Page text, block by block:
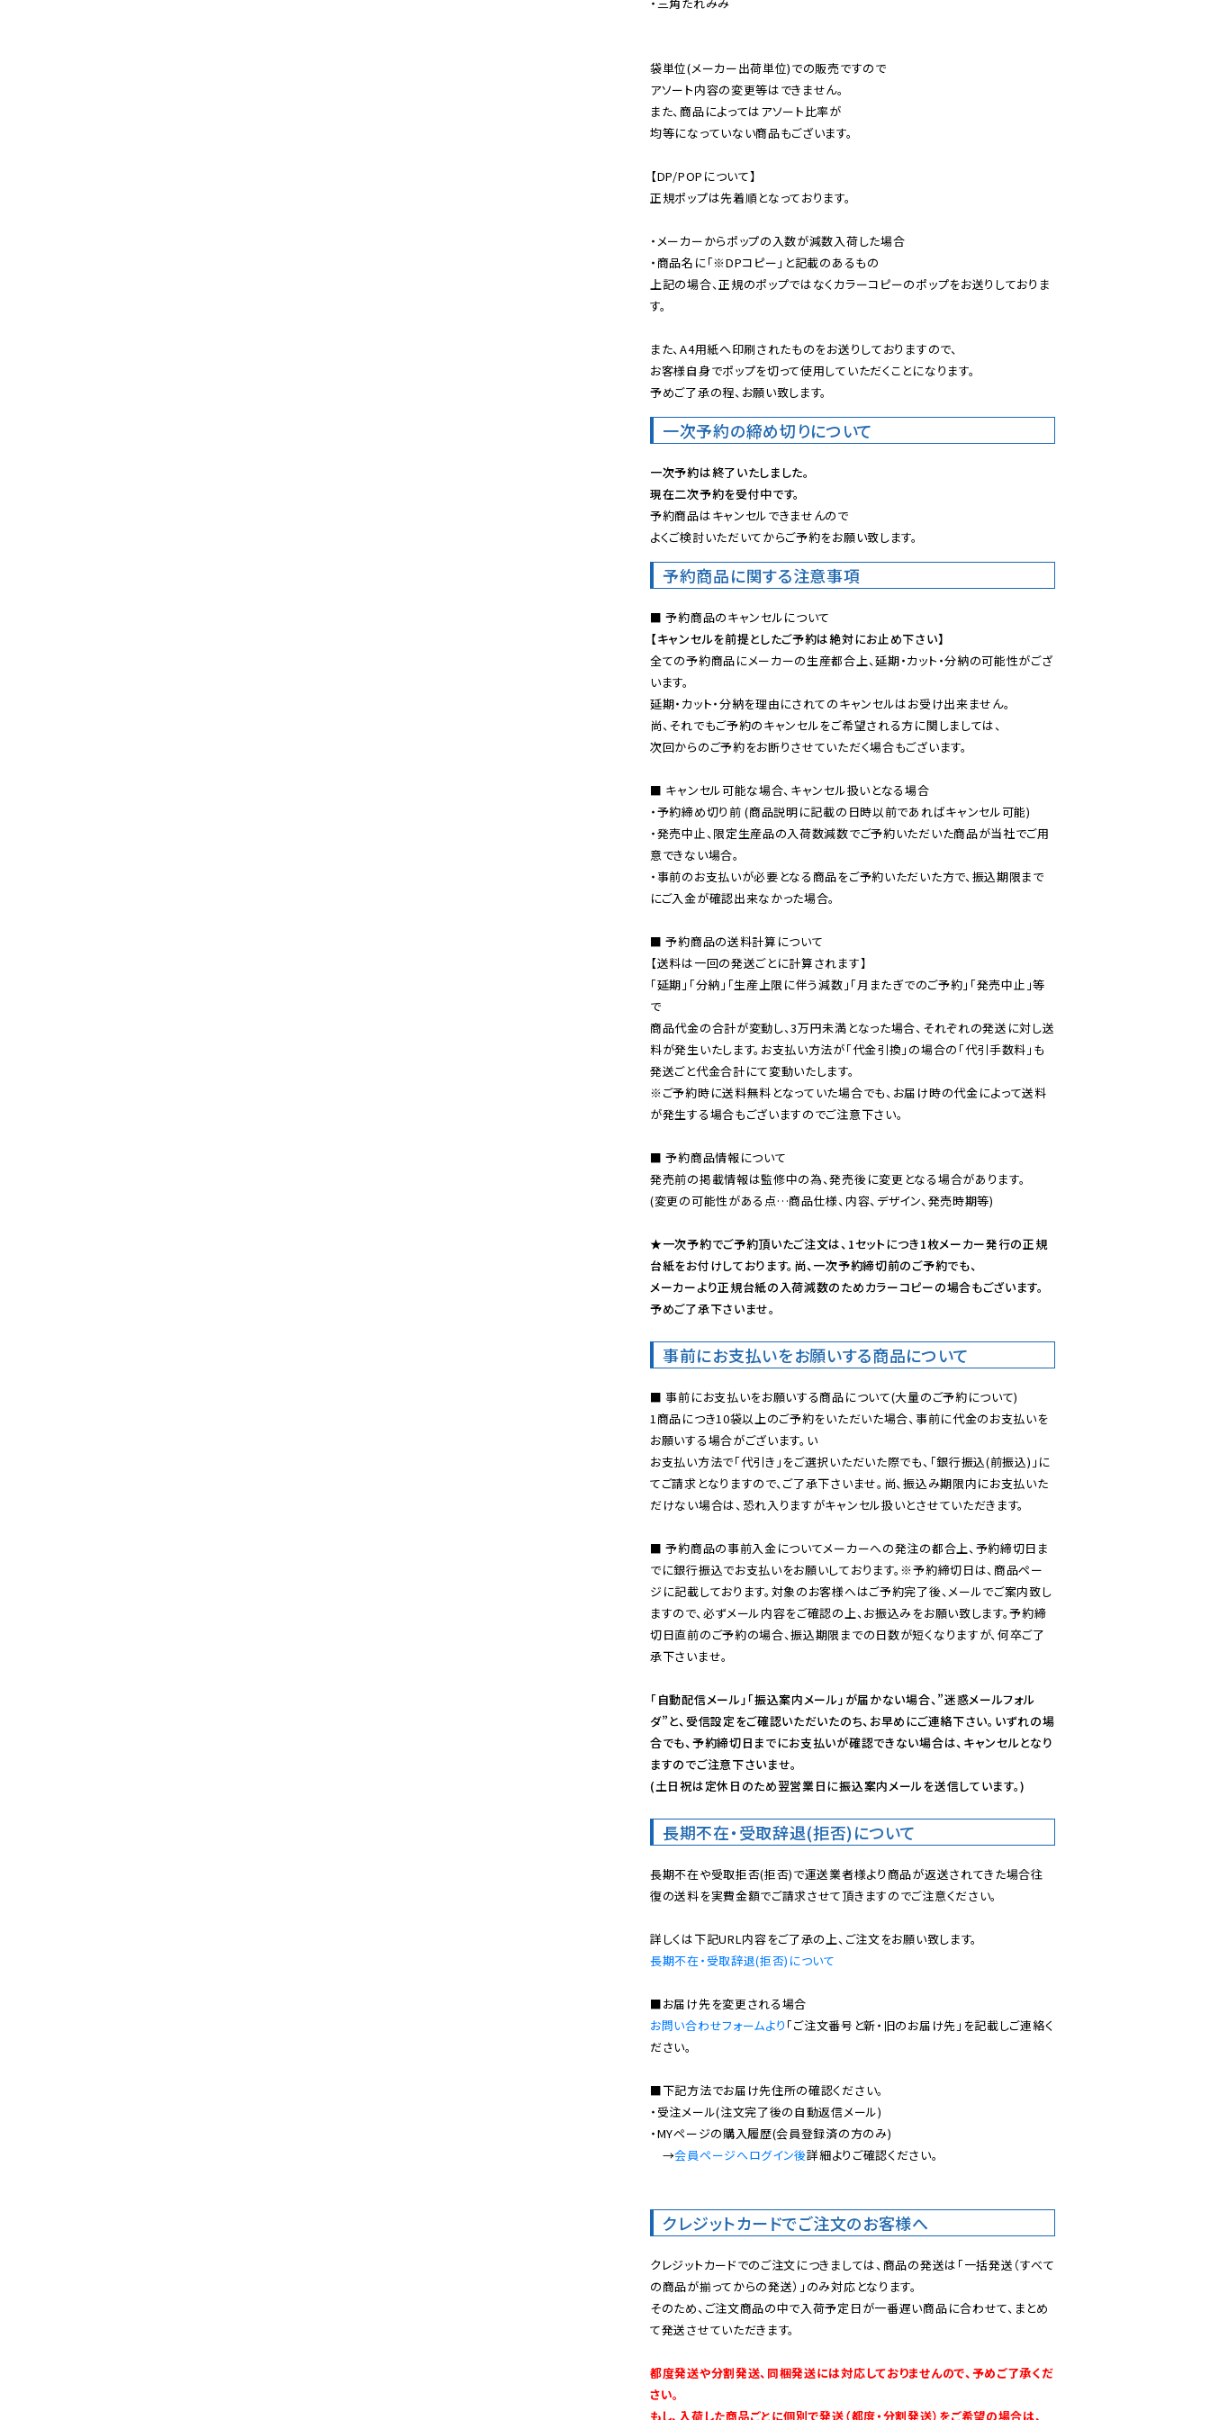
袋単位(メーカー出荷単位)での販売ですので
アソート内容の変更等はできません。
また、商品によってはアソート比率が
均等になっていない商品もございます。
【DP/POPについて】
正規ポップは先着順となっております。
・メーカーからポップの入数が減数入荷した場合
・商品名に「※DPコピー」と記載のあるもの
上記の場合、正規のポップではなくカラーコピーのポップをお送りしておりま
す。
また、A4用紙へ印刷されたものをお送りしておりますので、
お客様自身でポップを切って使用していただくことになります。
予めご了承の程、お願い致します。
一次予約の締め切りについて
一次予約は終了いたしました。
現在二次予約を受付中です。
予約商品はキャンセルできませんので
よくご検討いただいてからご予約をお願い致します。
予約商品に関する注意事項
【キャンセルを前提としたご予約は絶対にお止め下さい】
全ての予約商品にメーカーの生産都合上、延期・カット・分納の可能性がござ
います。
延期・カット・分納を理由にされてのキャンセルはお受け出来ません。
尚、それでもご予約のキャンセルをご希望される方に関しましては、
次回からのご予約をお断りさせていただく場合もございます。
■ キャンセル可能な場合、キャンセル扱いとなる場合
・予約締め切り前 (商品説明に記載の日時以前であればキャンセル可能)
・発売中止、限定生産品の入荷数減数でご予約いただいた商品が当社でご用
意できない場合。
・事前のお支払いが必要となる商品をご予約いただいた方で、振込期限まで
にご入金が確認出来なかった場合。
■ 予約商品の送料計算について
【送料は一回の発送ごとに計算されます】
「延期」「分納」「生産上限に伴う減数」「月またぎでのご予約」「発売中止」等
で
商品代金の合計が変動し、3万円未満となった場合、それぞれの発送に対し送
料が発生いたします。お支払い方法が「代金引換」の場合の「代引手数料」も
※ご予約時に送料無料となっていた場合でも、お届け時の代金によって送料
が発生する場合もございますのでご注意下さい。
■ 予約商品情報について
発売前の掲載情報は監修中の為、発売後に変更となる場合があります。
(変更の可能性がある点…商品仕様、内容、デザイン、発売時期等)
★一次予約でご予約頂いたご注文は、1セットにつき1枚メーカー発行の正規
台紙をお付けしております。尚、一次予約締切前のご予約でも、
メーカーより正規台紙の入荷減数のためカラーコピーの場合もございます。
予めご了承下さいませ。
事前にお支払いをお願いする商品について
■ 事前にお支払いをお願いする商品について(大量のご予約について)
1商品につき10袋以上のご予約をいただいた場合、事前に代金のお支払いを
お願いする場合がございます。い
お支払い方法で「代引き」をご選択いただいた際でも、「銀行振込(前振込)」に
てご請求となりますので、ご了承下さいませ。尚、振込み期限内にお支払いた
だけない場合は、恐れ入りますがキャンセル扱いとさせていただきます。
■ 予約商品の事前入金についてメーカーへの発注の都合上、予約締切日ま
でに銀行振込でお支払いをお願いしております。※予約締切日は、商品ペー
ジに記載しております。対象のお客様へはご予約完了後、メールでご案内致し
ますので、必ずメール内容をご確認の上、お振込みをお願い致します。予約締
切日直前のご予約の場合、振込期限までの日数が短くなりますが、何卒ご了
承下さいませ。
「自動配信メール」「振込案内メール」が届かない場合、”迷惑メールフォル
ダ”と、受信設定をご確認いただいたのち、お早めにご連絡下さい。いずれの場
合でも、予約締切日までにお支払いが確認できない場合は、キャンセルとなり
ますのでご注意下さいませ。
(土日祝は定休日のため翌営業日に振込案内メールを送信しています。)
長期不在・受取辞退(拒否)について
長期不在や受取拒否(拒否)で運送業者様より商品が返送されてきた場合往
復の送料を実費金額でご請求させて頂きますのでご注意ください。
長期不在・受取辞退(拒否)について
お問い合わせフォームより 「ご注文番号と新・旧のお届け先」を記載しご連絡く
ださい。
■下記方法でお届け先住所の確認ください。
・受注メール(注文完了後の自動返信メール)
・MYページの購入履歴(会員登録済の方のみ)
→会員ページへログイン後詳細よりご確認ください。
クレジットカードでご注文のお客様へ
クレジットカードでのご注文につきましては、商品の発送は「一括発送（すべて
の商品が揃ってからの発送）」のみ対応となります。
そのため、ご注文商品の中で入荷予定日が一番遅い商品に合わせて、まとめ
て発送させていただきます。
都度発送や分割発送、同梱発送には対応しておりませんので、予めご了承くだ
さい。
もし、入荷した商品ごとに個別で発送（都度・分割発送）をご希望の場合は、